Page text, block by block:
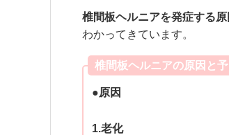
椎間板ヘルニアを発症する
わかってきています。
椎間板ヘルニアの原因と
●原因
1.老化